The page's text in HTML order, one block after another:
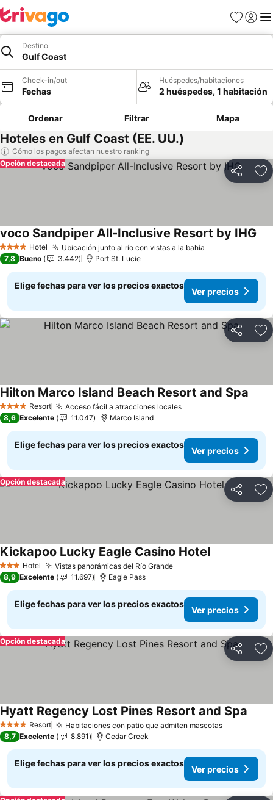
Favoritos
Iniciar
Destino
Gulf Coast
Check-in/out
Fechas
Huéspedes/habitaciones
2 huéspedes, 1 habitación
Ordenar Filtrar Mapa
Hoteles en Gulf Coast (EE. UU.)
Cómo los pagos afectan nuestro ranking
Compartir
Opción destacada
4 EstrellasHotel Ubicación junto al río con vistas a la bahía
voco Sandpiper All-Inclusive Resort by IHG
7,8 Bueno 3.442 Port St. Lucie
Elige fechas para ver los precios exactos
Ver precios
Compartir
4 EstrellasResort Acceso fácil a atracciones locales
Hilton Marco Island Beach Resort and Spa
8,6 Excelente 11.047 Marco Island
Elige fechas para ver los precios exactos
Ver precios
Compartir
Opción destacada
3 Estrellas
Hotel Vistas panorámicas del Río Grande
Kickapoo Lucky Eagle Casino Hotel
8,9 Excelente 11.697 Eagle Pass
Elige fechas para ver los precios exactos
Ver precios
Compartir
Opción destacada
4 EstrellasResort Habitaciones con patio que admiten mascotas
Hyatt Regency Lost Pines Resort and Spa
8,7 Excelente 8.891 Cedar Creek
Elige fechas para ver los precios exactos
Ver precios